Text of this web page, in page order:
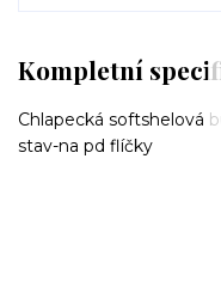
Kompletní
Chlapecká softshelová
stav-na pd flíčky